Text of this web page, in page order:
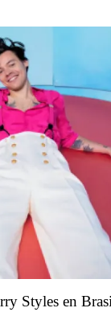
Styles en